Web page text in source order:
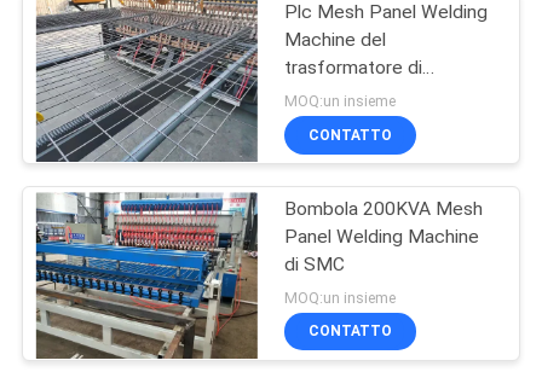
Costruzione Mesh
Welding Machine
23
Saldatrice della
Plc Mesh Panel Welding
Machine del
trasformatore di
saldatura 160kva
Panasonic
MOQ:un insieme
CONTATTO
Bombola 200KVA Mesh
Panel Welding Machine
di SMC
MOQ:un insieme
CONTATTO